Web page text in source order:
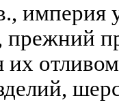
империя
прежний
их